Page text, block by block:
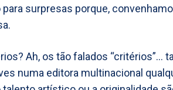
surpresas porque,
Ah, os tão falados “critérios”…
numa editora multinacional